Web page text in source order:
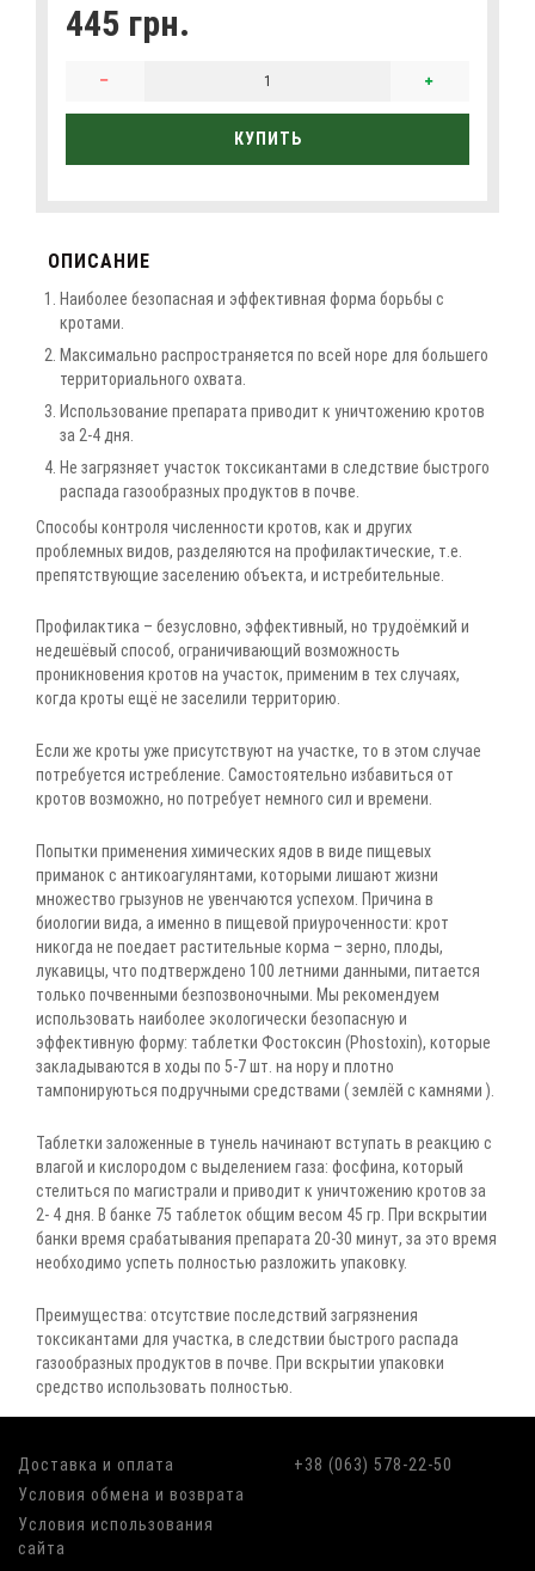
445 грн.
КУПИТЬ
ОПИСАНИЕ
Наиболее безопасная и эффективная форма борьбы с
кротами.
Максимально распространяется по всей норе для большего
территориального охвата.
Использование препарата приводит к уничтожению кротов
за 2-4 дня.
Не загрязняет участок токсикантами в следствие быстрого
распада газообразных продуктов в почве.
Способы контроля численности кротов, как и других
проблемных видов, разделяются на профилактические, т.е.
препятствующие заселению объекта, и истребительные.
Профилактика – безусловно, эффективный, но трудоёмкий и
недешёвый способ, ограничивающий возможность
проникновения кротов на участок, применим в тех случаях,
когда кроты ещё не заселили территорию.
Если же кроты уже присутствуют на участке, то в этом случае
потребуется истребление. Самостоятельно избавиться от
кротов возможно, но потребует немного сил и времени.
Попытки применения химических ядов в виде пищевых
приманок с антикоагулянтами, которыми лишают жизни
множество грызунов не увенчаются успехом. Причина в
биологии вида, а именно в пищевой приуроченности: крот
никогда не поедает растительные корма – зерно, плоды,
лукавицы, что подтверждено 100 летними данными, питается
только почвенными безпозвоночными. Мы рекомендуем
использовать наиболее экологически безопасную и
эффективную форму: таблетки Фостоксин (Phostoxin), которые
закладываются в ходы по 5-7 шт. на нору и плотно
тампонируються подручными средствами ( землёй с камнями ).
Таблетки заложенные в тунель начинают вступать в реакцию с
влагой и кислородом с выделением газа: фосфина, который
стелиться по магистрали и приводит к уничтожению кротов за
2- 4 дня. В банке 75 таблеток общим весом 45 гр. При вскрытии
банки время срабатывания препарата 20-30 минут, за это время
необходимо успеть полностью разложить упаковку.
Преимущества: отсутствие последствий загрязнения
токсикантами для участка, в следствии быстрого распада
газообразных продуктов в почве. При вскрытии упаковки
средство использовать полностью.
Доставка и оплата
Условия обмена и возврата
Условия использования
сайта
+38 (063) 578-22-50